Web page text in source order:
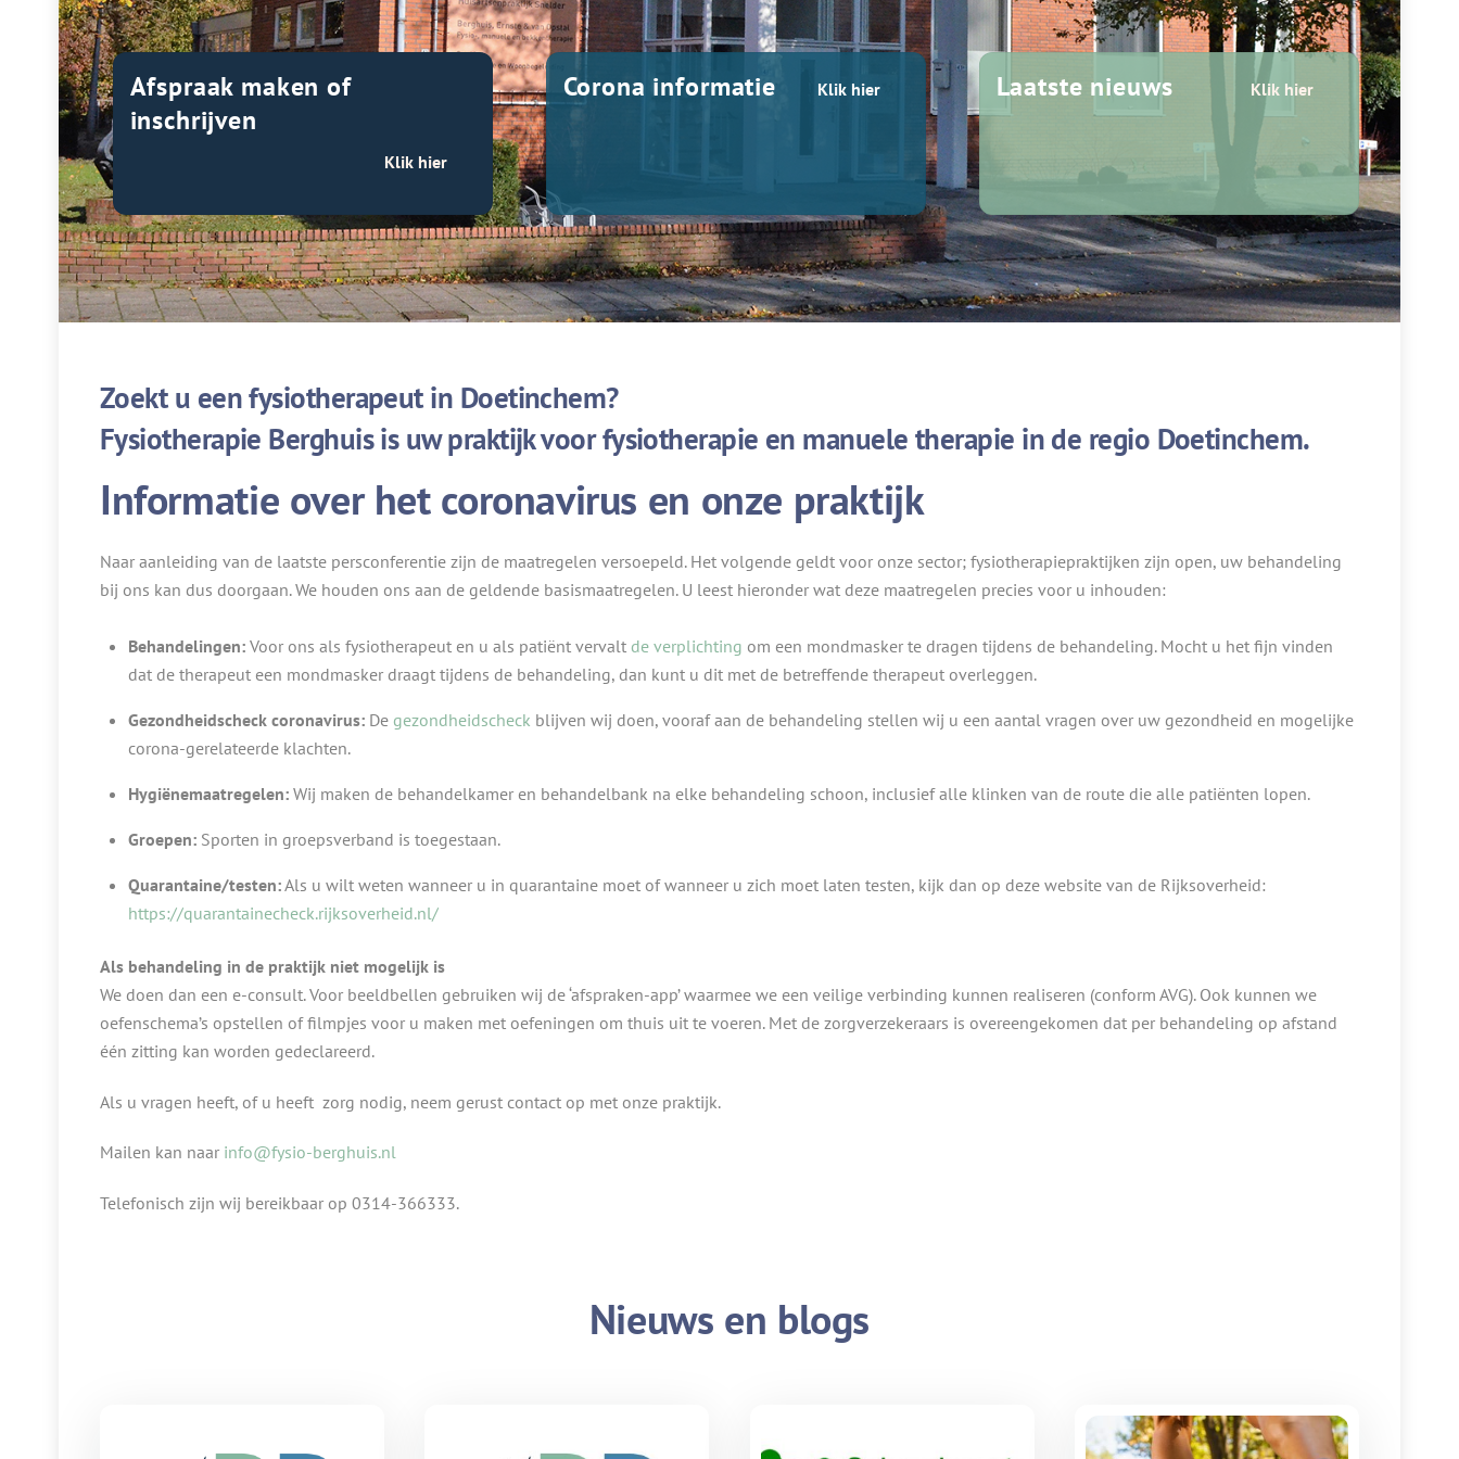
Afspraak maken of
inschrijven
Klik hier
Corona informatie Klik hier Laatste nieuws Klik hier
Zoekt u een fysiotherapeut in Doetinchem?
Fysiotherapie Berghuis is uw praktijk voor fysiotherapie en manuele therapie in de regio Doetinchem.
Informatie over het coronavirus en onze praktijk
Naar aanleiding van de laatste persconferentie zijn de maatregelen versoepeld. Het volgende geldt voor onze sector; fysiotherapiepraktijken zijn open, uw behandeling
bij ons kan dus doorgaan. We houden ons aan de geldende basismaatregelen. U leest hieronder wat deze maatregelen precies voor u inhouden:
Behandelingen:Voor ons als fysiotherapeut en u als patiënt vervalt de verplichting om een mondmasker te dragen tijdens de behandeling. Mocht u het fijn vinden
dat de therapeut een mondmasker draagt tijdens de behandeling, dan kunt u dit met de betreffende therapeut overleggen.
Gezondheidscheck coronavirus:De gezondheidscheck blijven wij doen, vooraf aan de behandeling stellen wij u een aantal vragen over uw gezondheid en mogelijke
corona-gerelateerde klachten.
Hygiënemaatregelen:Wij maken de behandelkamer en behandelbank na elke behandeling schoon, inclusief alle klinken van de route die alle patiënten lopen.
Groepen: Sporten in groepsverband is toegestaan.
Quarantaine/testen:Als u wilt weten wanneer u in quarantaine moet of wanneer u zich moet laten testen, kijk dan op deze website van de Rijksoverheid:
https://quarantainecheck.rijksoverheid.nl/
Als behandeling in de praktijk niet mogelijk is
We doen dan een e-consult. Voor beeldbellen gebruiken wij de ‘afspraken-app’ waarmee we een veilige verbinding kunnen realiseren (conform AVG). Ook kunnen we
oefenschema’s opstellen of filmpjes voor u maken met oefeningen om thuis uit te voeren. Met de zorgverzekeraars is overeengekomen dat per behandeling op afstand
één zitting kan worden gedeclareerd.
Als u vragen heeft, of u heeft zorg nodig, neem gerust contact op met onze praktijk.
Mailen kan naar info@fysio-berghuis.nl
Telefonisch zijn wij bereikbaar op 0314-366333.
Nieuws en blogs